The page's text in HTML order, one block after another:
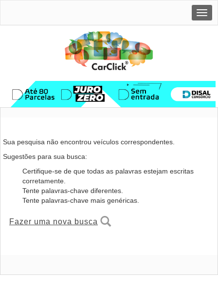
Sua pesquisa não encontrou veículos correspondentes.
Sugestões para sua busca:
Certifique-se de que todas as palavras estejam escritas
corretamente.
Tente palavras-chave diferentes.
Tente palavras-chave mais genéricas.
Fazer uma nova busca